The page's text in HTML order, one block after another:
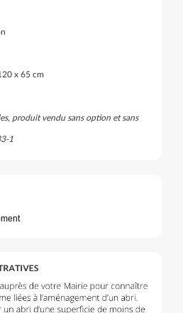
x 65 cm
produit vendu sans option et sans
1